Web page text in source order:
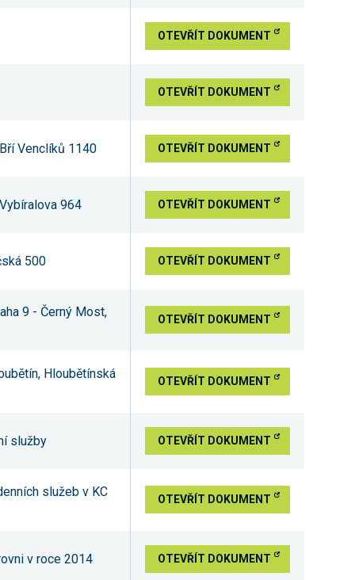
OTEVŘÍT DOKUMENT
OTEVŘÍT DOKUMENT
Venclíků 1140 OTEVŘÍT DOKUMENT
964 OTEVŘÍT DOKUMENT
500 OTEVŘÍT DOKUMENT
9 - Černý Most, OTEVŘÍT DOKUMENT
Hloubětínská OTEVŘÍT DOKUMENT
služby OTEVŘÍT DOKUMENT
služeb v KC OTEVŘÍT DOKUMENT
v roce 2014 OTEVŘÍT DOKUMENT